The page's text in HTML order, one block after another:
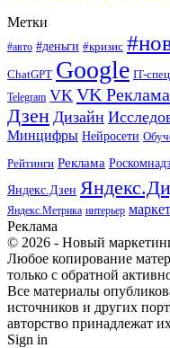
Метки
#авто #деньги #кризис
ChatGPT Google IT-
Telegram VK VK Реклама
Дзен Дизайн
Минцифры Нейросети
Рейтинги Реклама
Яндекс.Дзен
Яндекс.Метрика интерьер
Реклама
© 2026 - Новый
Любое копирование
только с обратной
Все материалы
источников и других
авторство принадлежат
Sign in